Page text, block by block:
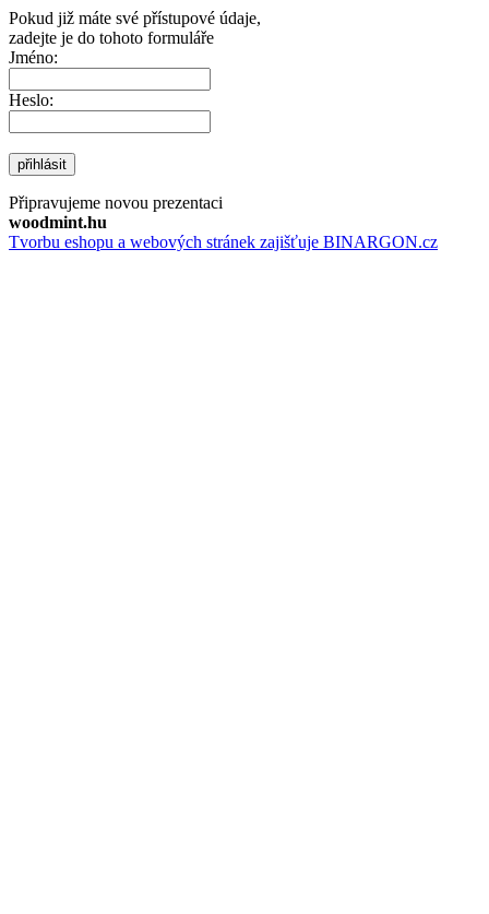
Pokud již máte své přístupové údaje,
zadejte je do tohoto formuláře
Jméno:
Heslo:
přihlásit
Připravujeme novou prezentaci
woodmint.hu
Tvorbu eshopu a webových stránek zajišťuje BINARGON.cz